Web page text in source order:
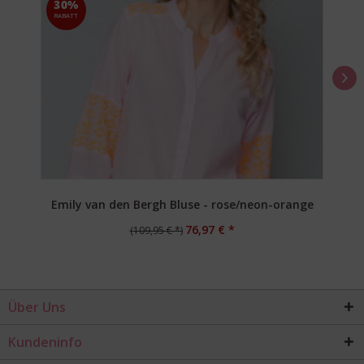
30%
RABATT
Emily van den Bergh Bluse - rose/neon-orange
(109,95 € *) 76,97 € *
Über Uns
Kundeninfo